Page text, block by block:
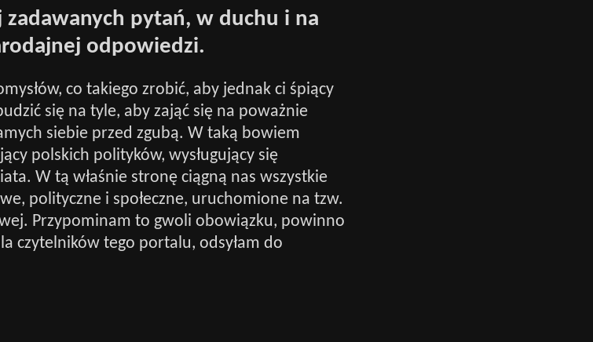
zadawanych pytań, w duchu i na
odpowiedzi.
co takiego zrobić, aby jednak ci śpiący
się na tyle, aby zająć się na poważnie
siebie przed zgubą. W taką bowiem
polskich polityków, wysługujący się
W tą właśnie stronę ciągną nas wszystkie
polityczne i społeczne, uruchomione na tzw.
Przypominam to gwoli obowiązku, powinno
czytelników tego portalu, odsyłam do